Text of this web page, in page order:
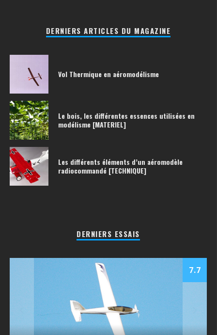
DERNIERS ARTICLES DU MAGAZINE
Vol Thermique en aéromodélisme
Le bois, les différentes essences utilisées en
modélisme [MATERIEL]
Les différents éléments d’un aéromodèle
radiocommandé [TECHNIQUE]
DERNIERS ESSAIS
7.7